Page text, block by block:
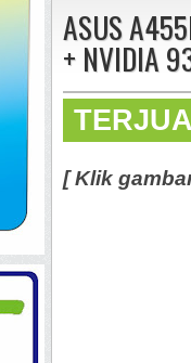
ASUS
+ NVIDIA
[ Klik